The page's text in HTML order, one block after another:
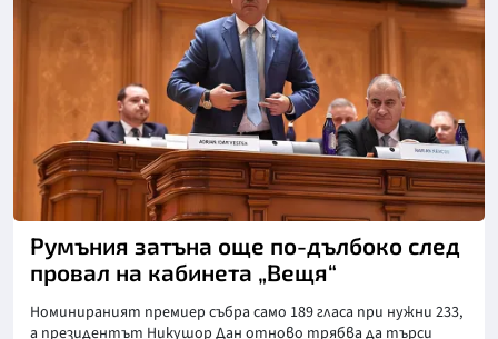
Снимка: Аджерпрес
Румъния затъна още по-дълбоко след
провал на кабинета „Вещя“
Номинираният премиер събра само 189 гласа при нужни 233,
а президентът Никушор Дан отново трябва да търси